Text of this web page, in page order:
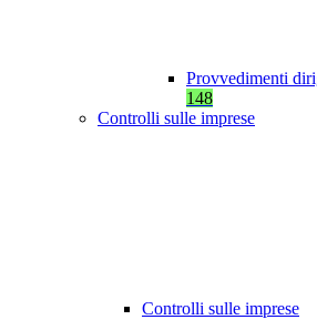
Provvedimenti
148
Controlli sulle imprese
Controlli sulle imprese